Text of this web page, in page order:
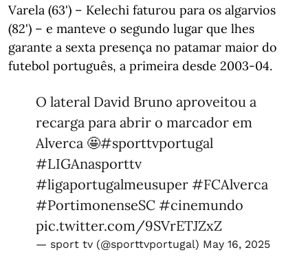
Varela (63') – Kelechi faturou para os algarvios
(82') – e manteve o segundo lugar que lhes
garante a sexta presença no patamar maior do
futebol português, a primeira desde 2003-04.
O lateral David Bruno aproveitou a
recarga para abrir o marcador em
Alverca 🤩#sporttvportugal
#LIGAnasporttv
#ligaportugalmeusuper #FCAlverca
#PortimonenseSC #cinemundo
pic.twitter.com/9SVrETJZxZ
— sport tv (@sporttvportugal) May 16, 2025